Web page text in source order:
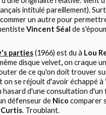
intitulé pareillement).
un autre pour
Vincent Séal de
parties(1966) est du à Lou
disque velvet,on craque
de ce qu'on doit trouver
on se réjouit d'avoir échappé à
hasard d'une consultation d'un
défenseur de Nico comparer
. Troublant.